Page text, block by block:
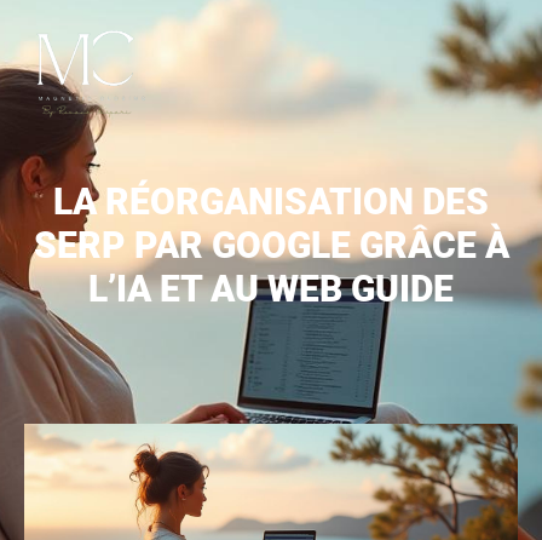
LA RÉORGANISATION DES
SERP PAR GOOGLE GRÂCE À
L’IA ET AU WEB GUIDE